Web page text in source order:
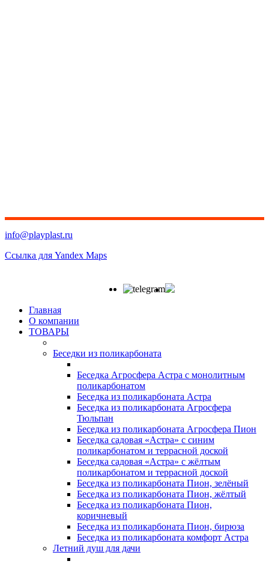
info@playplast.ru
Ссылка для Yandex Maps
Главная
О компании
ТОВАРЫ
Беседки из поликарбоната
Беседка Агросфера Астра с монолитным
поликарбонатом
Беседка из поликарбоната Астра
Беседка из поликарбоната Агросфера
Тюльпан
Беседка из поликарбоната Агросфера Пион
Беседка садовая «Астра» с синим
поликарбонатом и террасной доской
Беседка садовая «Астра» с жёлтым
поликарбонатом и террасной доской
Беседка из поликарбоната Пион, зелёный
Беседка из поликарбоната Пион, жёлтый
Беседка из поликарбоната Пион,
коричневый
Беседка из поликарбоната Пион, бирюза
Беседка из поликарбоната комфорт Астра
Летний душ для дачи